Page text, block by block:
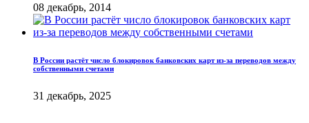
08 декабрь, 2014
В России растёт число блокировок банковских карт из-за переводов между
собственными счетами
31 декабрь, 2025